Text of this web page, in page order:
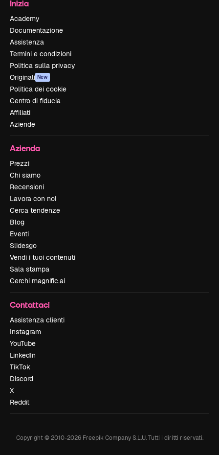
Inizia
Academy
Documentazione
Assistenza
Termini e condizioni
Politica sulla privacy
Originali New
Politica dei cookie
Centro di fiducia
Affiliati
Aziende
Azienda
Prezzi
Chi siamo
Recensioni
Lavora con noi
Cerca tendenze
Blog
Eventi
Slidesgo
Vendi i tuoi contenuti
Sala stampa
Cerchi magnific.ai
Contattaci
Assistenza clienti
Instagram
YouTube
LinkedIn
TikTok
Discord
X
Reddit
Copyright © 2010-2026Freepik Company S.L.U. Tutti i diritti riservati.